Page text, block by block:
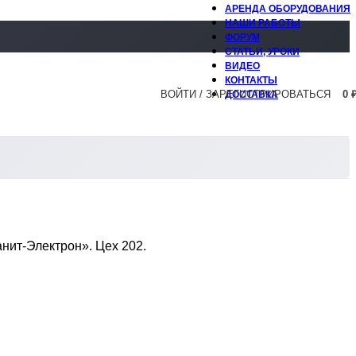
АРЕНДА ОБОРУДОВАНИЯ
НАШИ РАБОТЫ
ФОРУМ
СТАТЬИ, УРОКИ
ВИДЕО
КОНТАКТЫ
ДОСТАВКА
ВОЙТИ / ЗАРЕГИСТРИРОВАТЬСЯ 0
Электрон». Цех 202.